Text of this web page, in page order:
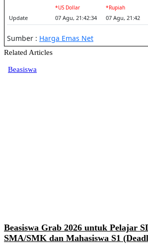
Related Articles
Beasiswa
Beasiswa Grab 2026 untuk Pelajar
SMA/SMK dan Mahasiswa S1